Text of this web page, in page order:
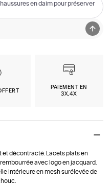
en daim pour préserver
PAIEMENT EN
3X,4X
et décontracté. Lacets plats en
avec logo en jacquard.
intérieure en mesh surélevée de